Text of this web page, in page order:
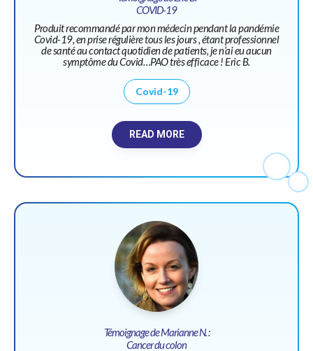
COVID-19
Produit recommandé par mon médecin pendant la pandémie
Covid-19, en prise régulière tous les jours , étant professionnel
de santé au contact quotidien de patients, je n’ai eu aucun
symptôme du Covid…PAO très efficace ! Eric B.
Covid-19
READ MORE
Témoignage de Marianne N. :
Cancer du colon